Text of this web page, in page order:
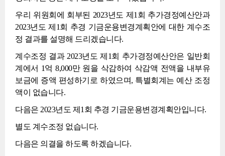
우리 위원회에 회부된 2023년도 제1회 추가경정예산안과
2023년도 제1회 추경 기금운용변경계획안에 대한 계수조
정 결과를 설명해 드리겠습니다.
계수조정 결과 2023년도 제1회 추가경정예산안은 일반회
계에서 1억 8,000만 원을 삭감하여 삭감액 전액을 내부유
보금에 증액 편성하기로 하였으며, 특별회계는 예산 조정
액이 없습니다.
다음은 2023년도 제1회 추경 기금운용변경계획안입니다.
별도 계수조정 없습니다.
다음은 의결을 하도록 하겠습니다.